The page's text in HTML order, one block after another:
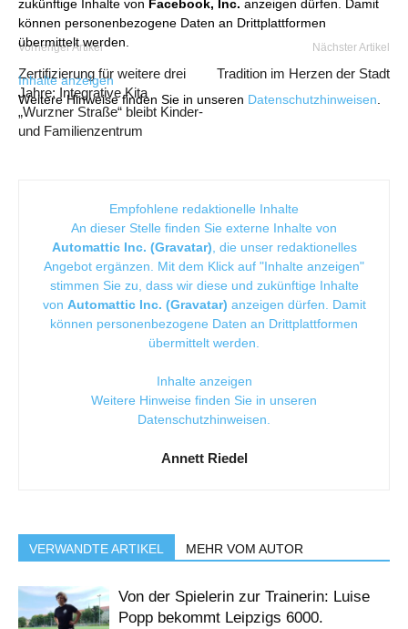
zukünftige Inhalte von Facebook, Inc. anzeigen dürfen. Damit
können personenbezogene Daten an Drittplattformen
übermittelt werden.
Inhalte anzeigen
Weitere Hinweise finden Sie in unseren Datenschutzhinweisen
Vorheriger Artikel
Zertifizierung für weitere drei
Jahre: Integrative Kita
„Wurzner Straße“ bleibt Kinder-
und Familienzentrum
Nächster Artikel
Tradition im Herzen der Stadt
Empfohlene redaktionelle Inhalte
An dieser Stelle finden Sie externe Inhalte von
Automattic Inc. (Gravatar) , die unser redaktionelles
Angebot ergänzen. Mit dem Klick auf "Inhalte anzeigen"
stimmen Sie zu, dass wir diese und zukünftige Inhalte
von Automattic Inc. (Gravatar) anzeigen dürfen. Damit
können personenbezogene Daten an Drittplattformen
übermittelt werden.
Inhalte anzeigen
Weitere Hinweise finden Sie in unseren
Datenschutzhinweisen
Annett Riedel
VERWANDTE ARTIKEL MEHR VOM AUTOR
Von der Spielerin zur Trainerin: Luise
Popp bekommt Leipzigs 6000.